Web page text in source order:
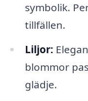
symbolik.
tillfällen.
Liljor:
blommor
glädje.